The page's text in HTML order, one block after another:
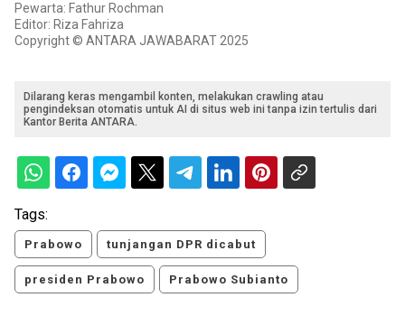
Pewarta: Fathur Rochman
Editor: Riza Fahriza
Copyright © ANTARA JAWABARAT 2025
Dilarang keras mengambil konten, melakukan crawling atau
pengindeksan otomatis untuk AI di situs web ini tanpa izin tertulis dari
Kantor Berita ANTARA.
Tags:
Prabowo tunjangan DPR dicabut
presiden Prabowo Prabowo Subianto